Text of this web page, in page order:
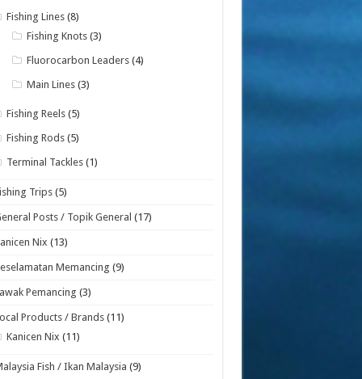
Fishing Lines (8)
Fishing Knots (3)
Fluorocarbon Leaders (4)
Main Lines (3)
Fishing Reels (5)
Fishing Rods (5)
Terminal Tackles (1)
Trips (5)
Posts / Topik General (17)
Nix (13)
Memancing (9)
Pemancing (3)
Products / Brands (11)
Kanicen Nix (11)
Fish / Ikan Malaysia (9)